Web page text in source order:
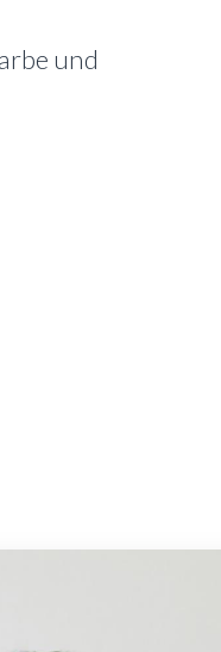
und